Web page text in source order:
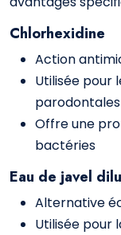
Chlorhexidine
Action
Utilisée pour
parodontales
Offre une
bactéries
Eau de javel
Alternative
Utilisée pour